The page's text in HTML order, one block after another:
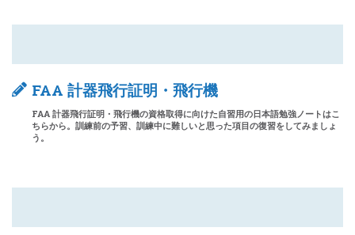
FAA 計器飛行証明・飛行機
FAA 計器飛行証明・飛行機の資格取得に向けた自習用の日本語勉強ノートはこ
ちらから。訓練前の予習、訓練中に難しいと思った項目の復習をしてみましょ
う。